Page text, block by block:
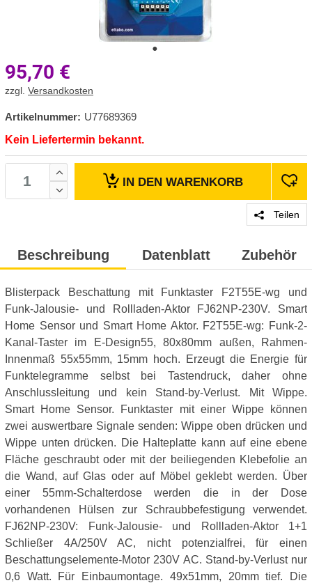
95,70 €
zzgl. Versandkosten
Artikelnummer: U77689369
Kein Liefertermin bekannt.
IN DEN WARENKORB
Teilen
Beschreibung Datenblatt Zubehör
Blisterpack Beschattung mit Funktaster F2T55E-wg und
Funk-Jalousie- und Rollladen-Aktor FJ62NP-230V. Smart
Home Sensor und Smart Home Aktor. F2T55E-wg: Funk-2-
Kanal-Taster im E-Design55, 80x80mm außen, Rahmen-
Innenmaß 55x55mm, 15mm hoch. Erzeugt die Energie für
Funktelegramme selbst bei Tastendruck, daher ohne
Anschlussleitung und kein Stand-by-Verlust. Mit Wippe.
Smart Home Sensor. Funktaster mit einer Wippe können
zwei auswertbare Signale senden: Wippe oben drücken und
Wippe unten drücken. Die Halteplatte kann auf eine ebene
Fläche geschraubt oder mit der beiliegenden Klebefolie an
die Wand, auf Glas oder auf Möbel geklebt werden. Über
einer 55mm-Schalterdose werden die in der Dose
vorhandenen Hülsen zur Schraubbefestigung verwendet.
FJ62NP-230V: Funk-Jalousie- und Rollladen-Aktor 1+1
Schließer 4A/250V AC, nicht potenzialfrei, für einen
Beschattungselemente-Motor 230V AC. Stand-by-Verlust nur
0,6 Watt. Für Einbaumontage. 49x51mm, 20mm tief. Die